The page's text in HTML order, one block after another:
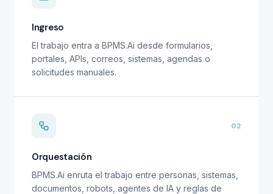
Ingreso
El trabajo entra a BPMS.Ai desde formularios,
portales, APIs, correos, sistemas, agendas o
solicitudes manuales.
02
Orquestación
BPMS.Ai enruta el trabajo entre personas, sistemas,
documentos, robots, agentes de IA y reglas de